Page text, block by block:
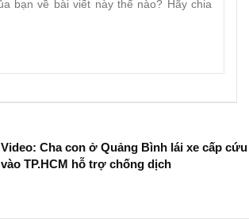
Video: Cha con ở Quảng Bình lái xe cấp cứu
vào TP.HCM hỗ trợ chống dịch